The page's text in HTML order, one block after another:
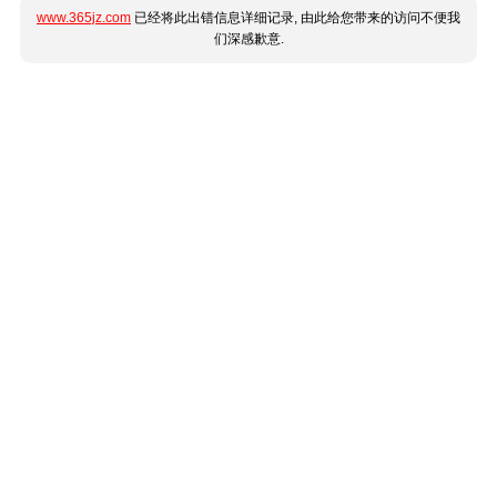
www.365jz.com 已经将此出错信息详细记录, 由此给您带来的访问不便我
们深感歉意.